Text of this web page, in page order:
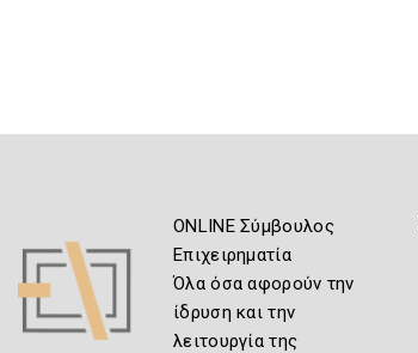
ONLINE Σύμβουλος
Επιχειρηματία
Όλα όσα αφορούν την
ίδρυση και την
λειτουργία της